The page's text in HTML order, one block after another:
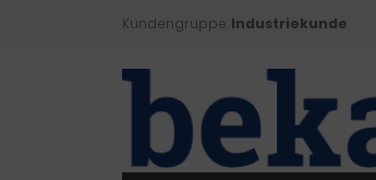
Kundengruppe: Industriekunde